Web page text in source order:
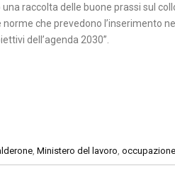
raccolta delle buone prassi sul
che prevedono l’inserimento
dell’agenda 2030”.
Ministero del lavoro occupazione